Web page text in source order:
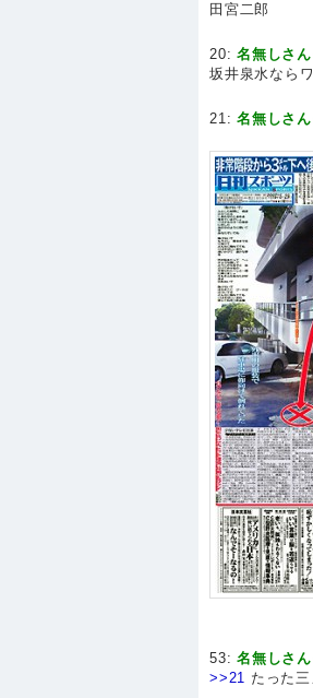
田宮二郎
20:名無しさ
坂井泉水なら
21:名無しさ
53:名無しさ
>>21 たった